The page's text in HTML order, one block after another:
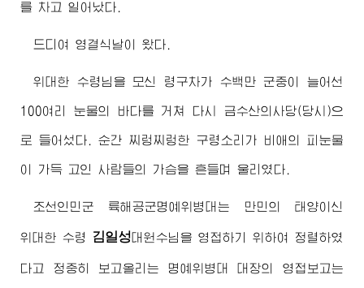
를 차고 일어났다.
드디여 영결식날이 왔다.
위대한 수령님 을 모신 령구차가 수백만 군중이 늘어선
100여리 눈물의 바다를 거쳐 다시 금수산의사당(당시)으
로 들어섰다. 순간 찌렁찌렁한 구령소리가 비애의 피눈물
이 가득 고인 사람들의 가슴을 흔들며 울리였다.
조선인민군 륙해공군명예위병대는 만민의 태양이신
위대한 수령 김일성 대원수님 을 영접하기 위하여 정렬하였
다고 정중히 보고올리는 명예위병대 대장의 영접보고는